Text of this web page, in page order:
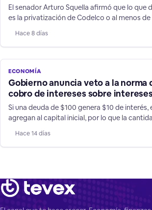
El senador Arturo Squella afirmó que lo que
es la privatización de Codelco o al menos
complicada empresa. El bimimistro de
Daniel Mas cerró la puerta a esa posibilidad.
Hace 8 días
ECONOMÍA
Gobierno anuncia veto a la norma
cobro de intereses sobre
Si una deuda de $100 genera $10 de interés,
agregan al capital inicial, por lo que la
nuevos intereses que siguen sumándose a la
se pague. Esto quiere mantenerlo el
Hace 14 días